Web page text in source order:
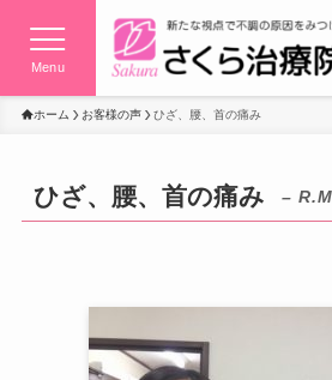
Menu
ホーム お客様の声 ひざ、腰、首の痛み
ひざ、腰、首の痛み –